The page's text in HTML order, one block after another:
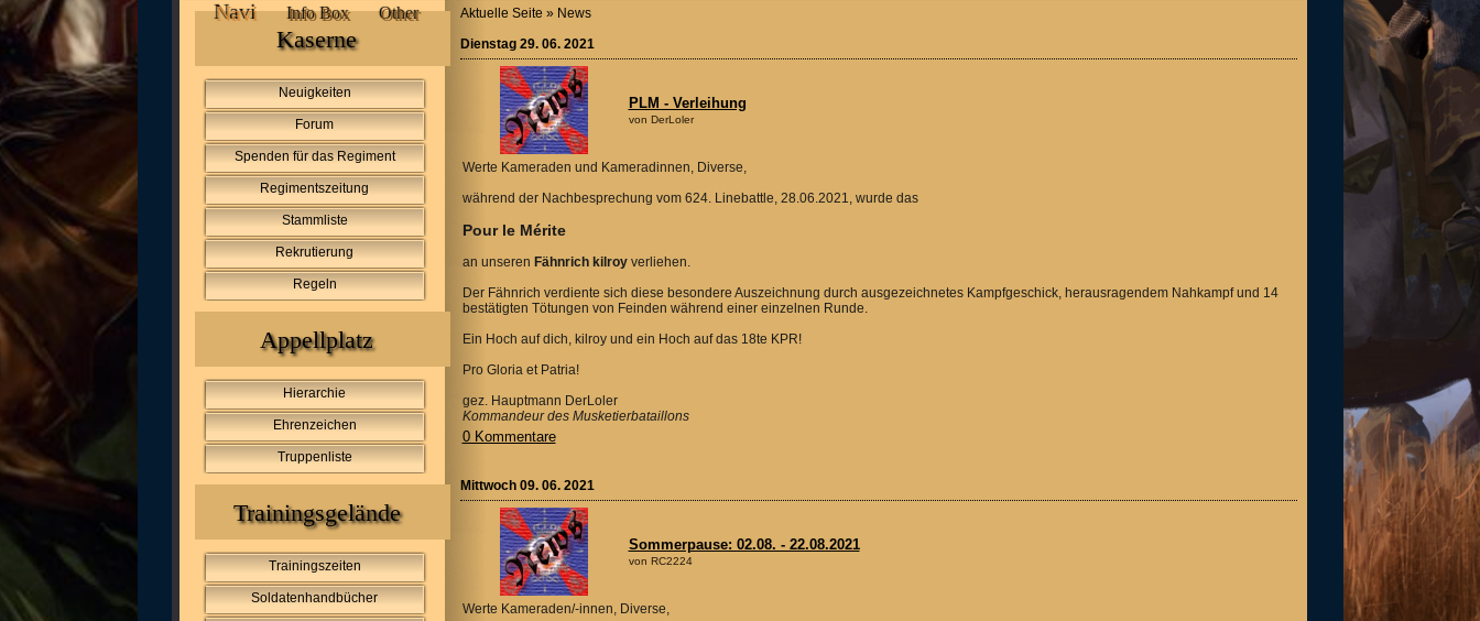
Navi
Info Box Other
Kaserne
Neuigkeiten
Forum
Spenden für das Regiment
Regimentszeitung
Stammliste
Rekrutierung
Regeln
Appellplatz
Hierarchie
Ehrenzeichen
Truppenliste
Trainingsgelände
Trainingszeiten
Soldatenhandbücher
Aktuelle Seite » News
Dienstag 29. 06. 2021
PLM - Verleihung
von DerLoler
Werte Kameraden und Kameradinnen, Diverse,
während der Nachbesprechung vom 624. Linebattle, 28.06.2021, wurde das
Pour le Mérite
an unseren Fähnrich kilroyverliehen.
Der Fähnrich verdiente sich diese besondere Auszeichnung durch ausgezeichnetes Kampfgeschick, herausragendem Nahkampf und 14
bestätigten Tötungen von Feinden während einer einzelnen Runde.
Ein Hoch auf dich, kilroy und ein Hoch auf das 18te KPR!
Pro Gloria et Patria!
gez. Hauptmann DerLoler
Kommandeur des Musketierbataillons
0 Kommentare
Mittwoch 09. 06. 2021
Sommerpause: 02.08. - 22.08.2021
von RC2224
Werte Kameraden/-innen, Diverse,